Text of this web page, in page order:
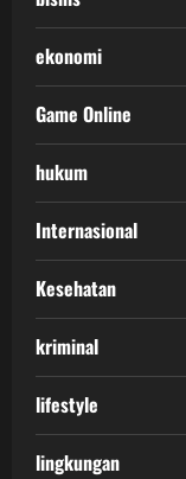
ekonomi
Game Online
hukum
Internasional
Kesehatan
kriminal
lifestyle
lingkungan